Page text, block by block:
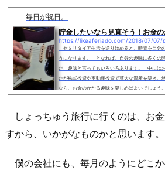
毎日が祝日。
貯金したいなら見直そう！お金
https://likeaferiado.com/2018/07/07/
セミリタイア生活を送り始めると、時間を自分
うになります。 となれば、自分の趣味に多くの
だ、趣味と言ってもいろいろあります。 中には
たが株式投資や不動産投資で莫大な資産を築き、
なら、お金のかかる趣味を楽しめばよいでしょ
しょっちゅう旅行に行くのは、お
すから、いかがなものかと思います。
僕の会社にも、毎月のようにどこ